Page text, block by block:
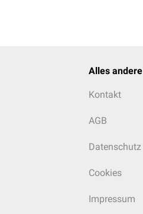
Alles andere
Kontakt
AGB
Datenschutz
Cookies
Impressum